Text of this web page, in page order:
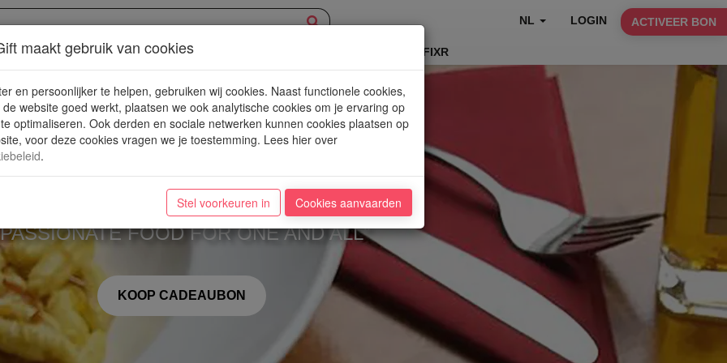
NL LOGIN ACTIVEER BON
AANBOD NIEUWE PLEKJES TABLEFIXR
Villa Bardon
FOOD FOR ONE AND ALL"
KOOP CADEAUBON
maakt gebruik van cookies
en persoonlijker te helpen, gebruiken wij cookies. Naast functionele cookies,
website goed werkt, plaatsen we ook analytische cookies om je ervaring op
optimaliseren. Ook derden en sociale netwerken kunnen cookies plaatsen op
voor deze cookies vragen we je toestemming. Lees hier over
.
Stel voorkeuren in Cookies aanvaarden